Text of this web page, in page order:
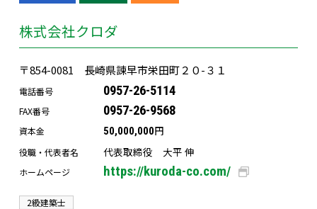
株式会社クロダ
〒854-0081 長崎県諫早市栄田町２０-３１
電話番号 0957-26-5114
FAX番号 0957-26-9568
資本金 50,000,000円
役職・代表者名 代表取締役 大平 伸
ホームページ https://kuroda-co.com/
2級建築士